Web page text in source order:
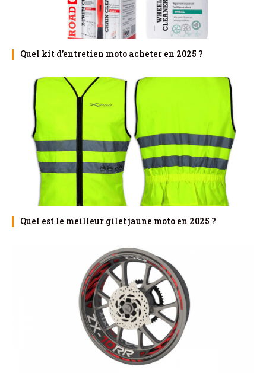
Quel kit d’entretien moto acheter en 2025 ?
Quel est le meilleur gilet jaune moto en 2025 ?